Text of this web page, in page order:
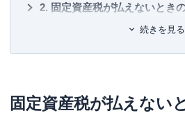
固定資産税が払えないとき
自治体の窓口に相談をする
お金を借りて固定資産税を支払
固定資産税は減額できる？
続きを見る
固定資産税が払えない